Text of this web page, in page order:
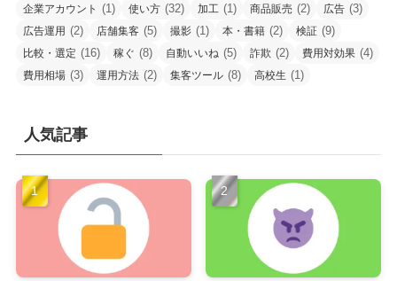
企業アカウント (1) 使い方 (32) 加工 (1) 商品販売 (2) 広告 (3)
広告運用 (2) 店舗集客 (5) 撮影 (1) 本・書籍 (2) 検証 (9)
比較・選定 (16) 稼ぐ (8) 自動いいね (5) 詐欺 (2) 費用対効果 (4)
費用相場 (3) 運用方法 (2) 集客ツール (8) 高校生 (1)
人気記事